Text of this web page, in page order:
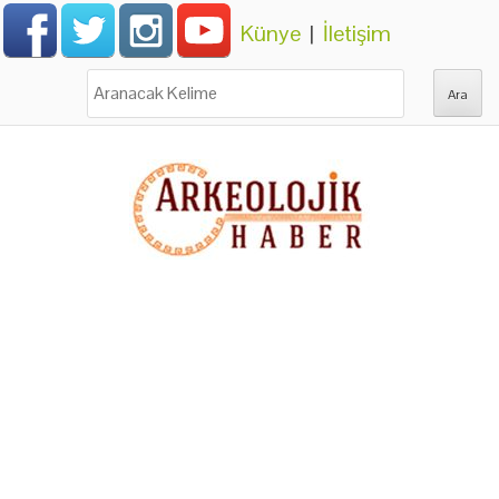
Künye | İletişim